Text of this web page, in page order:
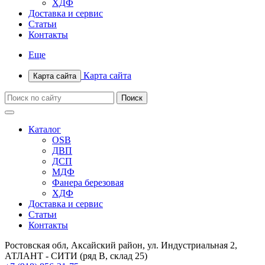
ХДФ
Доставка и сервис
Статьи
Контакты
Еще
Карта сайта Карта сайта
Каталог
OSB
ДВП
ДСП
МДФ
Фанера березовая
ХДФ
Доставка и сервис
Статьи
Контакты
Ростовская обл, Аксайский район, ул. Индустриальная 2,
АТЛАНТ - СИТИ (ряд В, склад 25)